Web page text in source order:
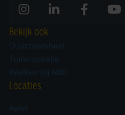
Bekijk ook
Duurzaamheid
Tuininspiratie
Werken bij MBI
Locaties
Aalst